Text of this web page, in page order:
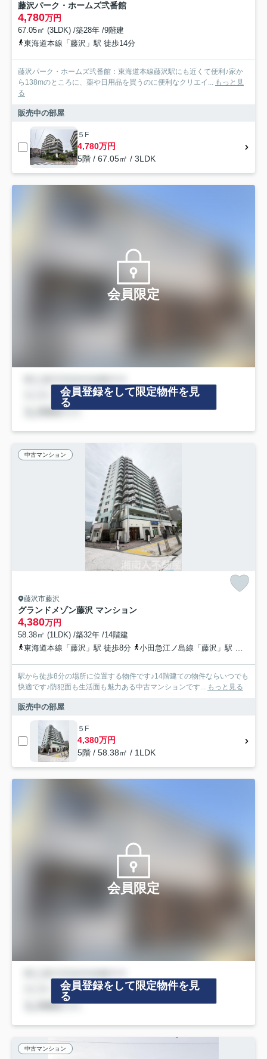
藤沢パーク・ホームズ弐番館
4,780万円
67.05㎡ (3LDK) /築28年 /9階建
東海道本線「藤沢」駅 徒歩14分
藤沢パーク・ホームズ弐番館：東海道本線藤沢駅にも近くて便利♪家か
ら138mのところに、薬や日用品を買うのに便利なクリエイ... もっと見
る
販売中の部屋
５F
4,780万円
5階 / 67.05㎡ / 3LDK
会員限定
会員登録をして限定物件を見
る
中古マンション
藤沢市藤沢
グランドメゾン藤沢 マンション
4,380万円
58.38㎡ (1LDK) /築32年 /14階建
東海道本線「藤沢」駅 徒歩8分
小田急江ノ島線「藤沢」駅 徒歩9分
駅から徒歩8分の場所に位置する物件です♪14階建ての物件ならいつでも
快適です♪防犯面も生活面も魅力ある中古マンションです... もっと見る
販売中の部屋
５F
4,380万円
5階 / 58.38㎡ / 1LDK
会員限定
会員登録をして限定物件を見
る
中古マンション